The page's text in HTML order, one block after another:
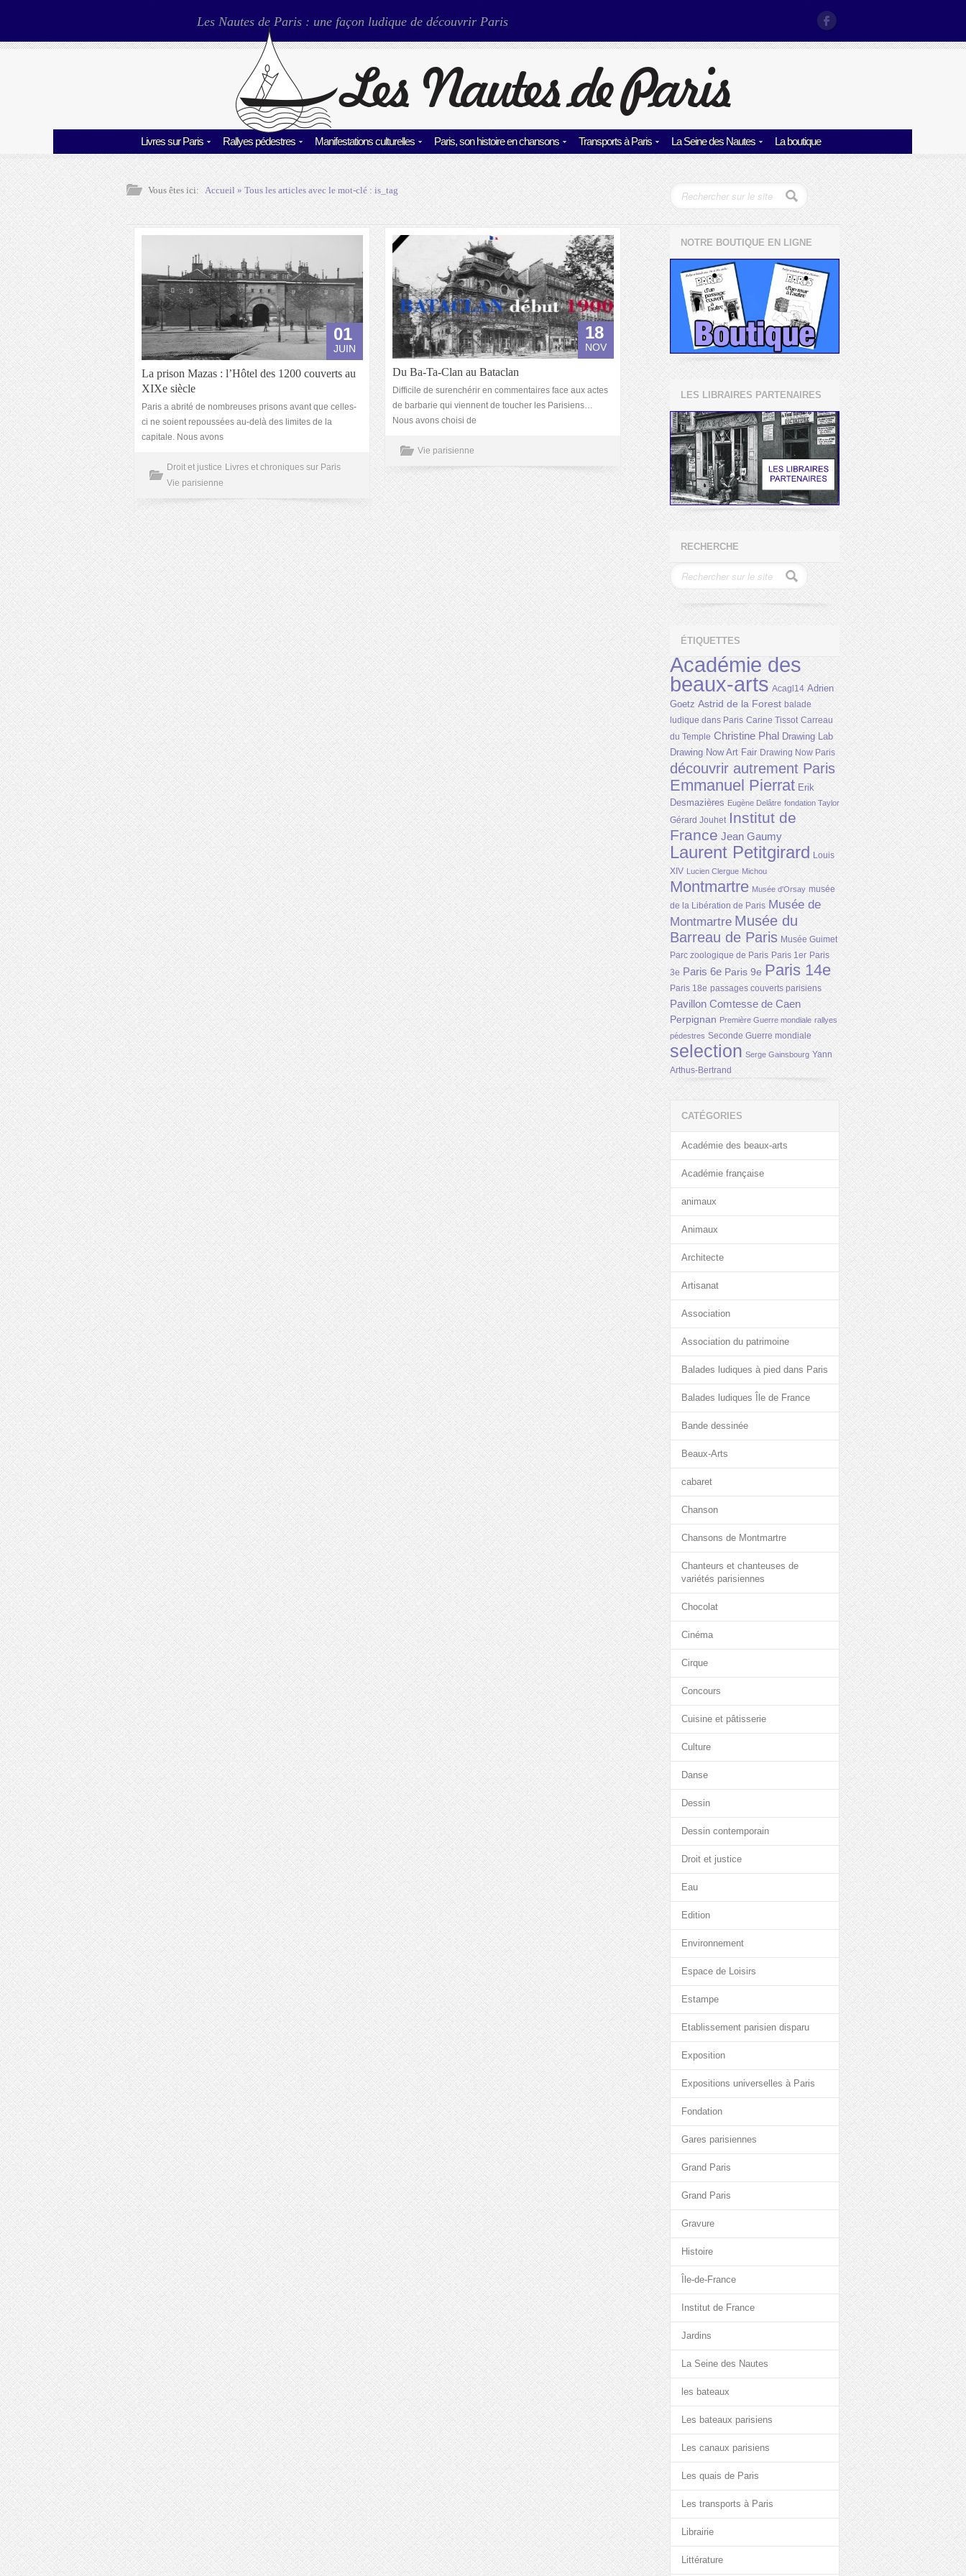
Les Nautes de Paris : une façon ludique de découvrir Paris
Livres sur Paris Rallyes pédestres Manifestations culturelles Paris, son histoire en chansons Transports à Paris La Seine des Nautes La boutique
Vous êtes ici: Accueil» Tous les articles avec le mot-clé :is_tag
01
JUIN
La prison Mazas : l’Hôtel des 1200 couverts au
XIXe siècle
Paris a abrité de nombreuses prisons avant que celles-
ci ne soient repoussées au-delà des limites de la
capitale. Nous avons
Droit et justice Livres et chroniques sur Paris
Vie parisienne
18
NOV
Du Ba-Ta-Clan au Bataclan
Difficile de surenchérir en commentaires face aux actes
de barbarie qui viennent de toucher les Parisiens…
Nous avons choisi de
Vie parisienne
NOTRE BOUTIQUE EN LIGNE
LES LIBRAIRES PARTENAIRES
RECHERCHE
ÉTIQUETTES
Académie des
beaux-arts Acagl14 Adrien
Goetz Astrid de la Forest balade
ludique dans Paris Carine Tissot Carreau
du Temple Christine Phal Drawing Lab
Drawing Now Art Fair Drawing Now Paris
découvrir autrement Paris
Emmanuel Pierrat Erik
Desmazières Eugène Delâtre fondation Taylor
Gérard Jouhet Institut de
France Jean Gaumy
Laurent Petitgirard Louis
XIV Lucien Clergue Michou
Montmartre Musée d'Orsay musée
de la Libération de Paris Musée de
Montmartre Musée du
Barreau de Paris Musée Guimet
Parc zoologique de Paris Paris 1er Paris
3e Paris 6e Paris 9e Paris 14e
Paris 18e passages couverts parisiens
Pavillon Comtesse de Caen
Perpignan Première Guerre mondiale rallyes
pédestres Seconde Guerre mondiale
selection Serge Gainsbourg Yann
Arthus-Bertrand
CATÉGORIES
Académie des beaux-arts
Académie française
animaux
Animaux
Architecte
Artisanat
Association
Association du patrimoine
Balades ludiques à pied dans Paris
Balades ludiques Île de France
Bande dessinée
Beaux-Arts
cabaret
Chanson
Chansons de Montmartre
Chanteurs et chanteuses de
variétés parisiennes
Chocolat
Cinéma
Cirque
Concours
Cuisine et pâtisserie
Culture
Danse
Dessin
Dessin contemporain
Droit et justice
Eau
Edition
Environnement
Espace de Loisirs
Estampe
Etablissement parisien disparu
Exposition
Expositions universelles à Paris
Fondation
Gares parisiennes
Grand Paris
Grand Paris
Gravure
Histoire
Île-de-France
Institut de France
Jardins
La Seine des Nautes
les bateaux
Les bateaux parisiens
Les canaux parisiens
Les quais de Paris
Les transports à Paris
Librairie
Littérature